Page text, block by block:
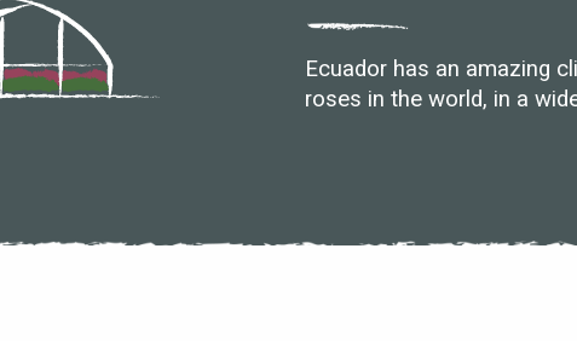
Ecuador has an amazing
roses in the world, in a